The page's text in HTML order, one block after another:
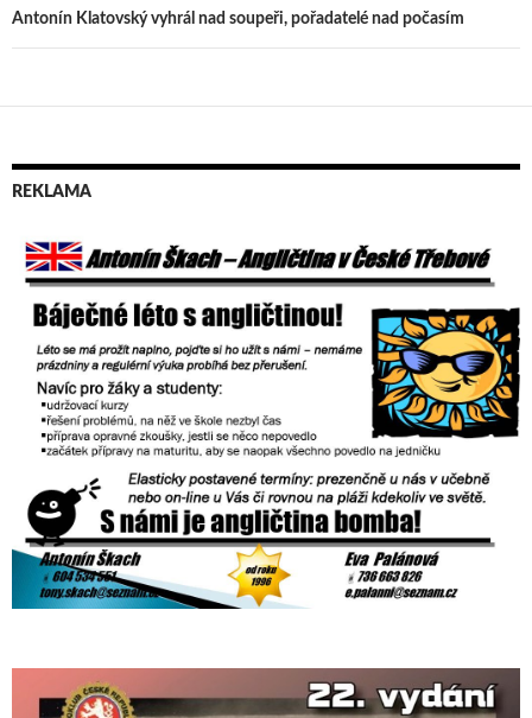
příspěvek
Antonín Klatovský vyhrál nad soupeři, pořadatelé nad počasím
REKLAMA